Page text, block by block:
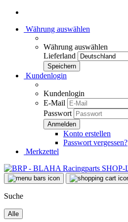
Währung auswählen
Währung auswählen
Lieferland
Kundenlogin
Kundenlogin
E-Mail
Passwort
Konto erstellen
Passwort vergessen?
Merkzettel
Suche
Alle